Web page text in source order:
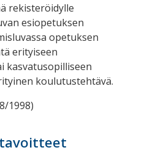
rekisteröidylle
esiopetuksen
opetuksen
erityiseen
kasvatusopilliseen
koulutustehtävä.
1998)